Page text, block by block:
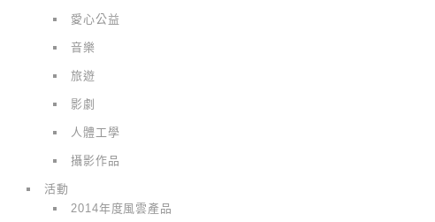
愛心公益
音樂
旅遊
影劇
人體工學
攝影作品
活動
2014年度風雲產品